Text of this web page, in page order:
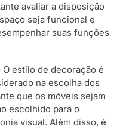
avaliar a disposição
seja funcional e
suas funções
estilo de decoração é
na escolha dos
que os móveis sejam
escolhido para o
visual. Além disso, é